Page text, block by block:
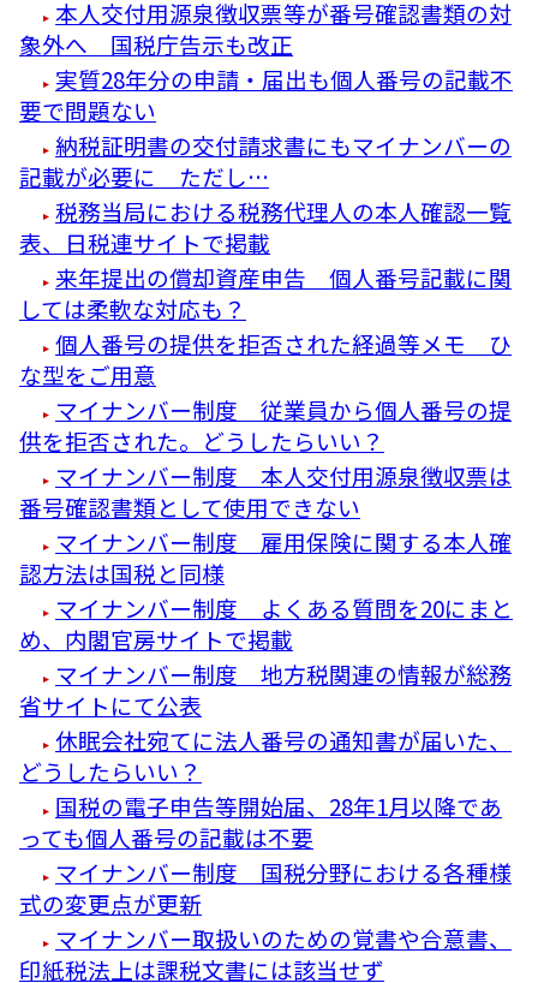
本人交付用源泉徴収票等が番号確認書類の対
象外へ 国税庁告示も改正
実質28年分の申請・届出も個人番号の記載不
要で問題ない
納税証明書の交付請求書にもマイナンバーの
記載が必要に ただし…
税務当局における税務代理人の本人確認一覧
表、日税連サイトで掲載
来年提出の償却資産申告 個人番号記載に関
しては柔軟な対応も？
個人番号の提供を拒否された経過等メモ ひ
な型をご用意
マイナンバー制度 従業員から個人番号の提
供を拒否された。どうしたらいい？
マイナンバー制度 本人交付用源泉徴収票は
番号確認書類として使用できない
マイナンバー制度 雇用保険に関する本人確
認方法は国税と同様
マイナンバー制度 よくある質問を20にまと
め、内閣官房サイトで掲載
マイナンバー制度 地方税関連の情報が総務
省サイトにて公表
休眠会社宛てに法人番号の通知書が届いた、
どうしたらいい？
国税の電子申告等開始届、28年1月以降であ
っても個人番号の記載は不要
マイナンバー制度 国税分野における各種様
式の変更点が更新
マイナンバー取扱いのための覚書や合意書、
印紙税法上は課税文書には該当せず